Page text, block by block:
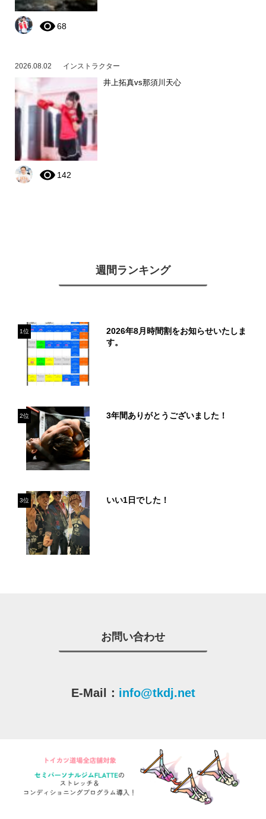
68
2026.08.02 インストラクター
井上拓真vs那須川天心
142
週間ランキング
1位
2026年8月時間割をお知らせいたしま
す。
2位 3年間ありがとうございました！
3位 いい1日でした！
お問い合わせ
E-Mail： info@tkdj.net